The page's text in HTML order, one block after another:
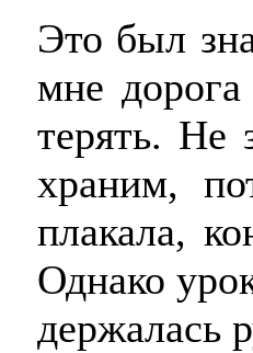
Это был
мне
терять. Не
храним,
плакала,
Однако
держалась